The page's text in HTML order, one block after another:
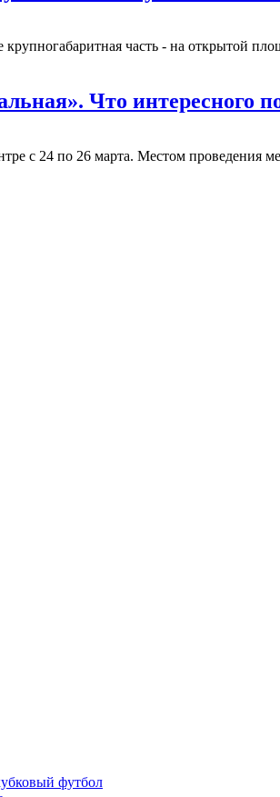
часть - на открытой
Что интересного
с 24 по 26 марта. Местом проведения
футбол